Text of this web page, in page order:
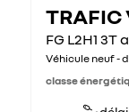
TRAFIC
FG L2H1 3T
Véhicule neuf -
classe